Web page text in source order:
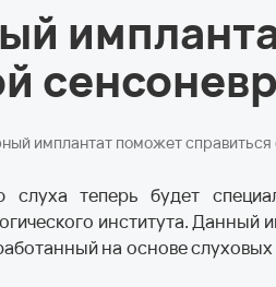
имплантат поможет
слуха теперь будет
института.
на основе